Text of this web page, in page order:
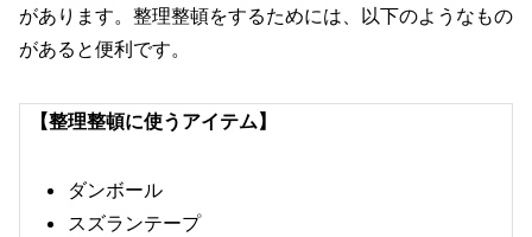
があります。整理整頓をするためには、以下のようなもの
があると便利です。
【整理整頓に使うアイテム】
ダンボール
スズランテープ